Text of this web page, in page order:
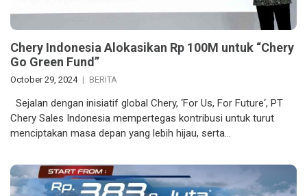
Chery Indonesia Alokasikan Rp 100M untuk “Chery
Go Green Fund”
October 29, 2024 BERITA
Sejalan dengan inisiatif global Chery, ‘For Us, For Future‘, PT
Chery Sales Indonesia mempertegas kontribusi untuk turut
menciptakan masa depan yang lebih hijau, serta…